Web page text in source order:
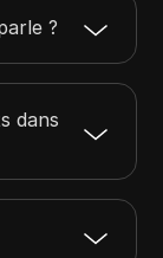
?
dans